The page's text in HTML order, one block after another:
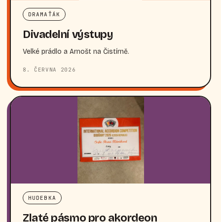
DRAMAŤÁK
Divadelní výstupy
Velké prádlo a Arnošt na Čistírně.
8. ČERVNA 2026
HUDEBKA
Zlaté pásmo pro akordeon